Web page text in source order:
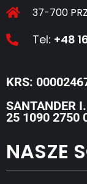
37-700
Tel: +48
KRS:
SANTANDER
25 1090 2750
NASZE